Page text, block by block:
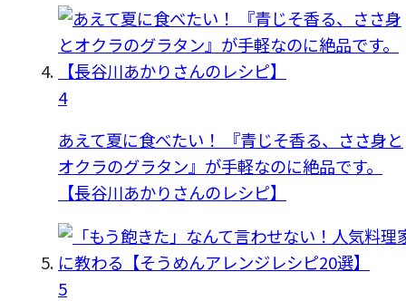
4
あえて夏に食べたい！ 『青じそ香る、ささ身と
オクラのグラタン』が手軽なのに絶品です。
【長谷川あかりさんのレシピ】
5